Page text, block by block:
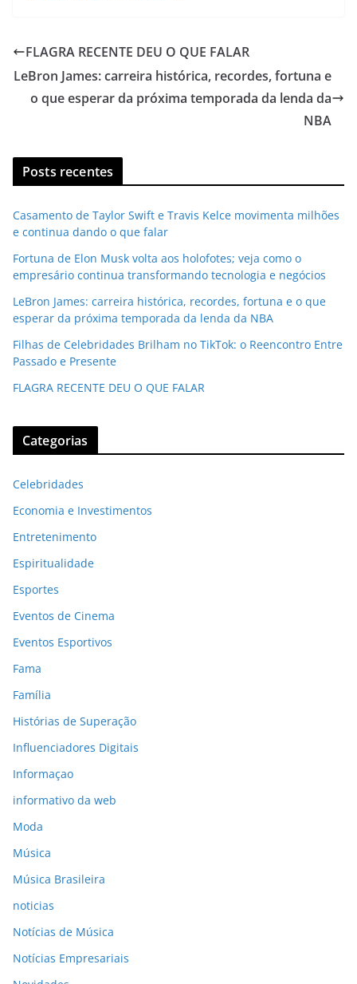
FLAGRA RECENTE DEU O QUE FALAR
LeBron James: carreira histórica, recordes, fortuna e
o que esperar da próxima temporada da lenda da
NBA
Posts recentes
Casamento de Taylor Swift e Travis Kelce movimenta milhões
e continua dando o que falar
Fortuna de Elon Musk volta aos holofotes; veja como o
empresário continua transformando tecnologia e negócios
LeBron James: carreira histórica, recordes, fortuna e o que
esperar da próxima temporada da lenda da NBA
Filhas de Celebridades Brilham no TikTok: o Reencontro Entre
Passado e Presente
FLAGRA RECENTE DEU O QUE FALAR
Categorias
Celebridades
Economia e Investimentos
Entretenimento
Espiritualidade
Esportes
Eventos de Cinema
Eventos Esportivos
Fama
Família
Histórias de Superação
Influenciadores Digitais
Informaçao
informativo da web
Moda
Música
Música Brasileira
noticias
Notícias de Música
Notícias Empresariais